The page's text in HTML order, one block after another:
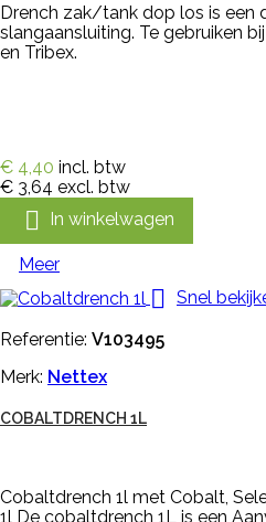
Drench zak/tank dop los is een
slangaansluiting. Te gebruiken
en Tribex.
€ 4,40 incl. btw
€ 3,64 excl. btw
 In winkelwagen
Meer
 Snel
Referentie: V103495
Merk: Nettex
COBALTDRENCH 1L
Cobaltdrench 1l met Cobalt,
1l De cobaltdrench 1L is een